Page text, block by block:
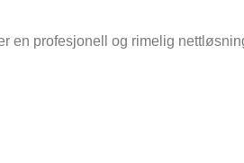
en profesjonell og rimelig